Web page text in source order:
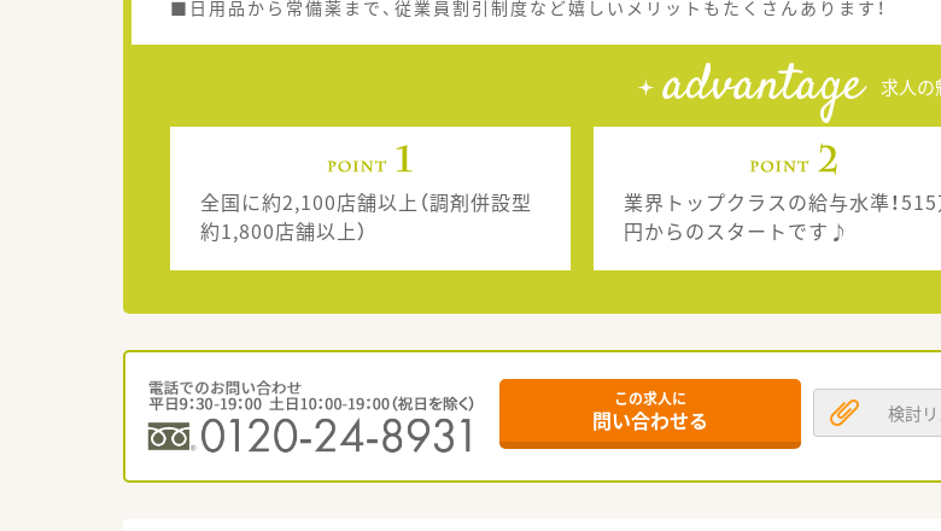
■日用品から常備薬まで、従業員割引制度など嬉しいメリットもたくさんあります！
advantage 求人の
全国に約2,100店舗以上（調剤併設型
約1,800店舗以上）
業界トップクラスの給与水準！515
円からのスタートです♪
この求人に
問い合わせる 検討